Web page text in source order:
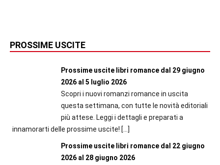
PROSSIME USCITE
Prossime uscite libri romance dal 29 giugno
2026 al 5 luglio 2026
Scopri i nuovi romanzi romance in uscita
questa settimana, con tutte le novità editoriali
più attese. Leggi i dettagli e preparati a
innamorarti delle prossime uscite! […]
Prossime uscite libri romance dal 22 giugno
2026 al 28 giugno 2026